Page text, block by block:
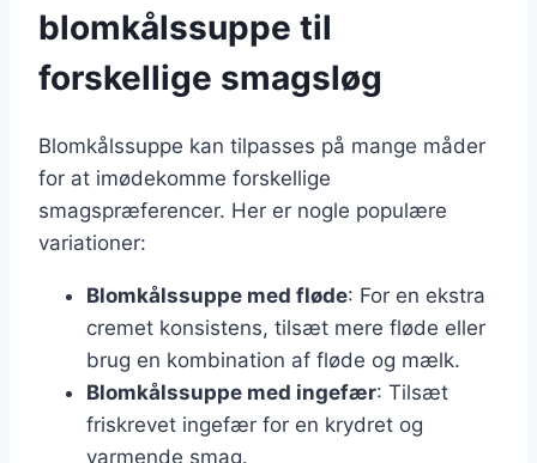
blomkålssuppe til
forskellige smagsløg
Blomkålssuppe kan tilpasses på mange måder
for at imødekomme forskellige
smagspræferencer. Her er nogle populære
variationer:
Blomkålssuppe med fløde: For en ekstra
cremet konsistens, tilsæt mere fløde eller
brug en kombination af fløde og mælk.
Blomkålssuppe med ingefær: Tilsæt
friskrevet ingefær for en krydret og
varmende smag.